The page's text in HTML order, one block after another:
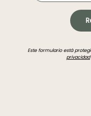
Este formulario está
privacidad